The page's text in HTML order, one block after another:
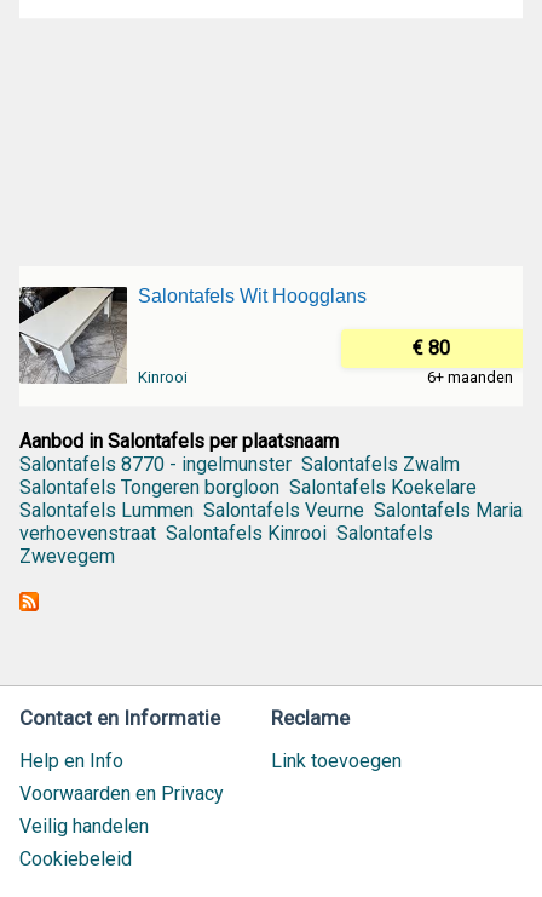
Salontafels Wit Hoogglans
€ 80
Kinrooi 6+ maanden
Aanbod in Salontafels per plaatsnaam
Salontafels 8770 - ingelmunster Salontafels Zwalm
Salontafels Tongeren borgloon Salontafels Koekelare
Salontafels Lummen Salontafels Veurne Salontafels Maria
verhoevenstraat Salontafels Kinrooi Salontafels
Zwevegem
Contact en Informatie
Help en Info
Voorwaarden en Privacy
Veilig handelen
Cookiebeleid
Reclame
Link toevoegen